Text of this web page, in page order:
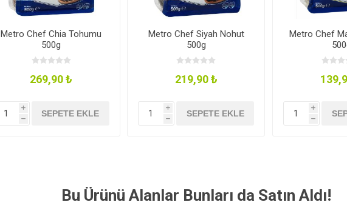
Metro Chef Chia Tohumu
500g
269,90 ₺
i
h
SEPETE EKLE
Metro Chef Siyah Nohut
500g
219,90 ₺
i
h
SEPETE EKLE
Metro Chef
i
h
Bu Ürünü Alanlar Bunları da Satın Aldı!